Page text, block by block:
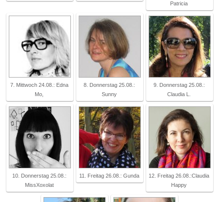
Patricia
7. Mittwoch 24.08.: Edna
Mo,
8. Donnerstag 25.08.:
Sunny
9. Donnerstag 25.08.:
Claudia L.
10. Donnerstag 25.08.:
MissXoxolat
11. Freitag 26.08.: Gunda
12. Freitag 26.08.:Claudia
Happy